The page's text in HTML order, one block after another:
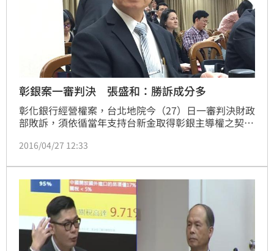
彰銀案一審判決 張盛和：勝訴成分多
彰化銀行經營權案，台北地院今（27）日一審判決財政
部敗訴，須依循當年支持台新金取得彰銀主導權之契
無理由，予以駁回。
2016/04/27 12:33